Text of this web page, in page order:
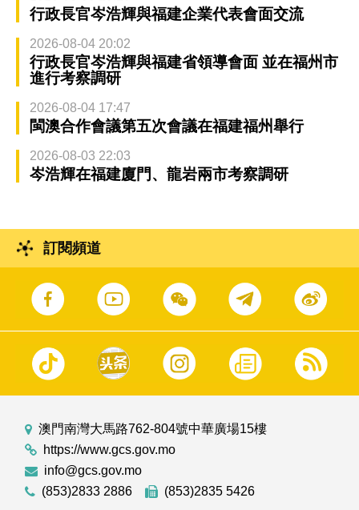
行政長官岑浩輝與福建企業代表會面交流
2026-08-04 20:02
行政長官岑浩輝與福建省領導會面 並在福州市
進行考察調研
2026-08-04 17:47
閩澳合作會議第五次會議在福建福州舉行
2026-08-03 22:03
岑浩輝在福建廈門、龍岩兩市考察調研
訂閱頻道
澳門南灣大馬路762-804號中華廣場15樓
https://www.gcs.gov.mo
info@gcs.gov.mo
(853)2833 2886
(853)2835 5426